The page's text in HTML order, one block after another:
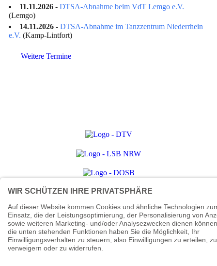
11.11.2026 - DTSA-Abnahme beim VdT Lemgo e.V.
(Lemgo)
14.11.2026 - DTSA-Abnahme im Tanzzentrum Niederrhein
e.V. (Kamp-Lintfort)
Weitere Termine
© 2026 - Tanzsportverband Nordrhein-Westfalen
e.V.
Datenschutzerklärung Impressum